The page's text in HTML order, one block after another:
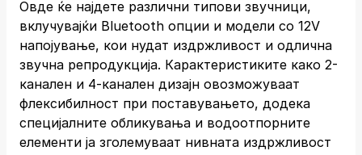
Овде ќе најдете различни типови звучници,
вклучувајќи Bluetooth опции и модели со 12V
напојување, кои нудат издржливост и одлична
звучна репродукција. Карактеристиките како 2-
канален и 4-канален дизајн овозможуваат
флексибилност при поставувањето, додека
специјалните обликувања и водоотпорните
елементи ја зголемуваат нивната издржливост